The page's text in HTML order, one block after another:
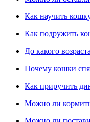
Как научить
Как подружить
До какого
Почему кошки
Как приручить
Можно ли